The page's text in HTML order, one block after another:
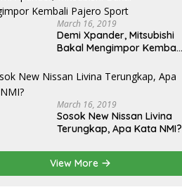
March 16, 2019
Demi Xpander, Mitsubishi
Bakal Mengimpor Kembali
March 16, 2019
Sosok New Nissan Livina
Terungkap, Apa Kata NMI?
View More